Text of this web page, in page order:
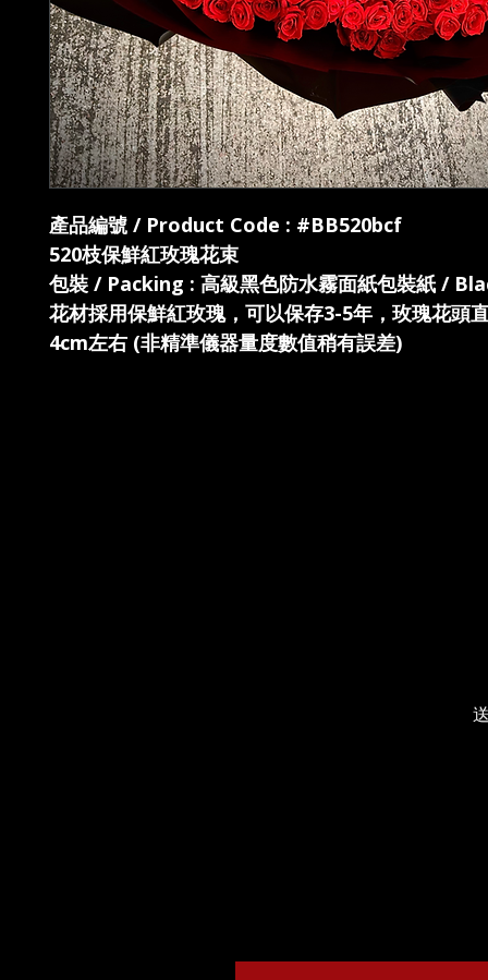
產品編號 / Product Code : #BB520bcf
520枝保鮮紅玫瑰花束
包裝 / Packing : 高級黑色防水霧面紙包裝紙 /
花材採用保鮮紅玫瑰，可以保存3-5年，玫瑰花頭
4cm左右 (非精準儀器量度數值稍有誤差)